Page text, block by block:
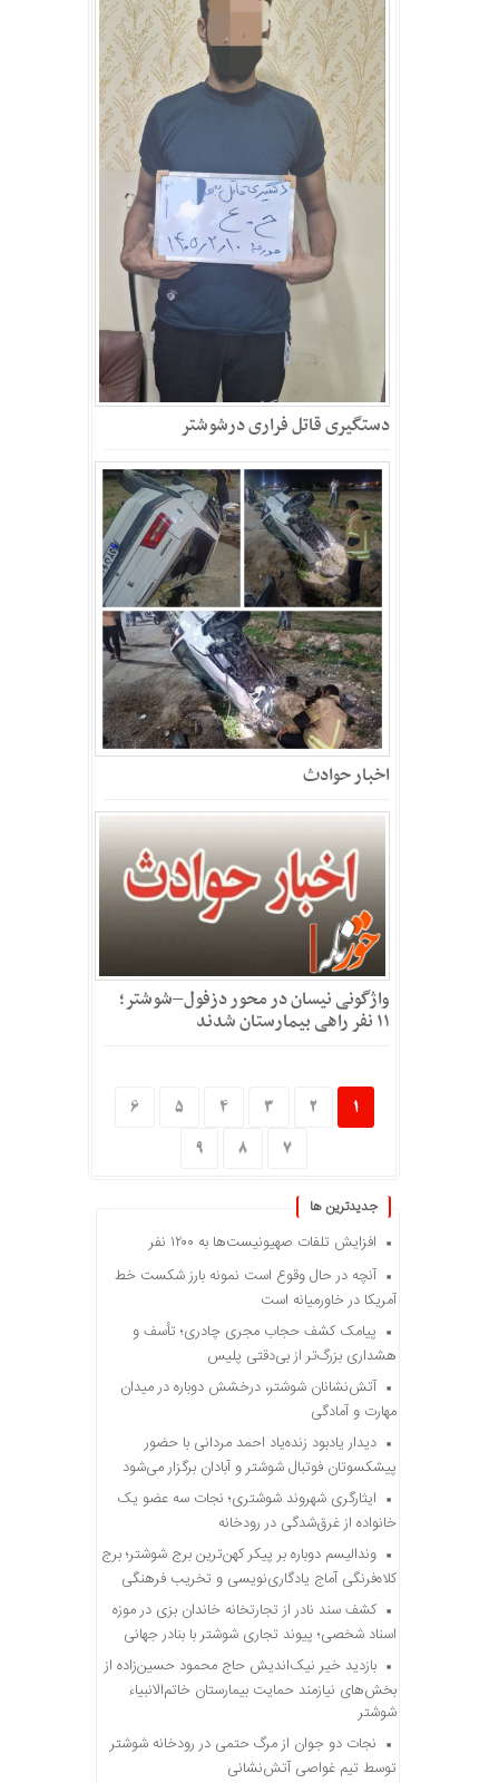
دستگیری قاتل فراری درشوشتر
اخبار حوادث
واژگونی نیسان در محور دزفول–شوشتر؛
۱۱ نفر راهی بیمارستان شدند
1
2
3
4
5
6
7
8
9
جديدترين ها
افزایش تلفات صهیونیست‌ها به ۱۲۰۰ نفر
آنچه در حال وقوع است نمونه بارز شکست خط
آمریکا در خاورمیانه است
پیامک کشف حجاب مجری چادری؛ تأسف و
هشداری بزرگ‌تر از بی‌دقتی پلیس
آتش‌نشانان شوشتر، درخشش دوباره در میدان
مهارت و آمادگی
دیدار یادبود زنده‌یاد احمد مردانی با حضور
پیشکسوتان فوتبال شوشتر و آبادان برگزار می‌شود
ایثارگری شهروند شوشتری؛ نجات سه عضو یک
خانواده از غرق‌شدگی در رودخانه
وندالیسم دوباره بر پیکر کهن‌ترین برج شوشتر؛ برج
کلاه‌فرنگی آماج یادگاری‌نویسی و تخریب فرهنگی
کشف سند نادر از تجارتخانه خاندان بزی در موزه
اسناد شخصی؛ پیوند تجاری شوشتر با بنادر جهانی
بازدید خیر نیک‌اندیش حاج محمود حسین‌زاده از
بخش‌های نیازمند حمایت بیمارستان خاتم‌الانبیاء
شوشتر
نجات دو جوان از مرگ حتمی در رودخانه شوشتر
توسط تیم غواصی آتش‌نشانی